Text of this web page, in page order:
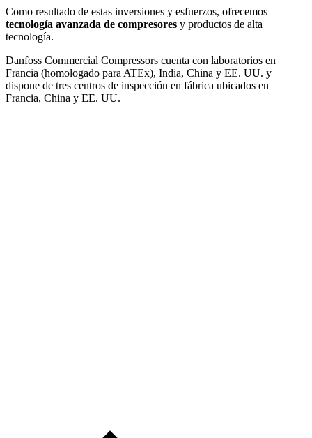
Como resultado de estas inversiones y esfuerzos, ofrecemos
tecnología avanzada de compresores y productos de alta
tecnología.
Danfoss Commercial Compressors cuenta con laboratorios en
Francia (homologado para ATEx), India, China y EE. UU. y
dispone de tres centros de inspección en fábrica ubicados en
Francia, China y EE. UU.